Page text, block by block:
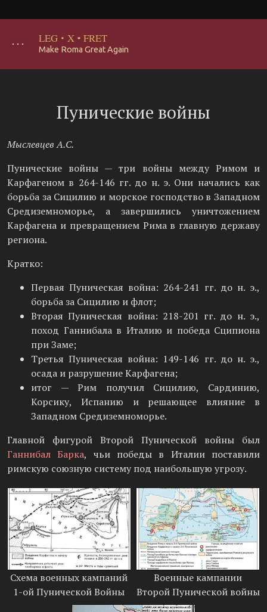
･･･ LEG · X · FRET
Make Roma Great Again
Пунические войны
Мыслевцев А.С.
Пунические войны — три войны между Римом и
Карфагеном в 264-146 гг. до н. э. Они начались как
борьба за Сицилию и морское господство в Западном
Средиземноморье, а завершились уничтожением
Карфагена и превращением Рима в главную державу
региона.
Кратко:
Первая Пуническая война: 264-241 гг. до н. э.,
борьба за Сицилию и флот;
Вторая Пуническая война: 218-201 гг. до н. э.,
поход Ганнибала в Италию и победа Сципиона
при Заме;
Третья Пуническая война: 149-146 гг. до н. э.,
осада и разрушение Карфагена;
итог — Рим получил Сицилию, Сардинию,
Корсику, Испанию и решающее влияние в
Западном Средиземноморье.
Главной фигурой Второй Пунической войны был
Ганнибал Барка, чьи победы в Италии поставили
римскую союзную систему под наибольшую угрозу.
Схема военных кампаний
1-ой Пунической Войны
Военные кампании
Второй Пунической войны